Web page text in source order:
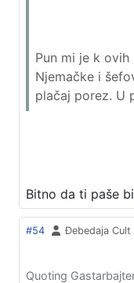
Pun mi je k
Njemačke i
plačaj porez. U
Bitno da ti paše
#54 Đebedaja Cult
Quoting